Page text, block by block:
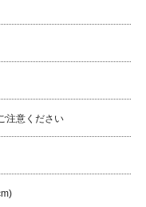
注意ください